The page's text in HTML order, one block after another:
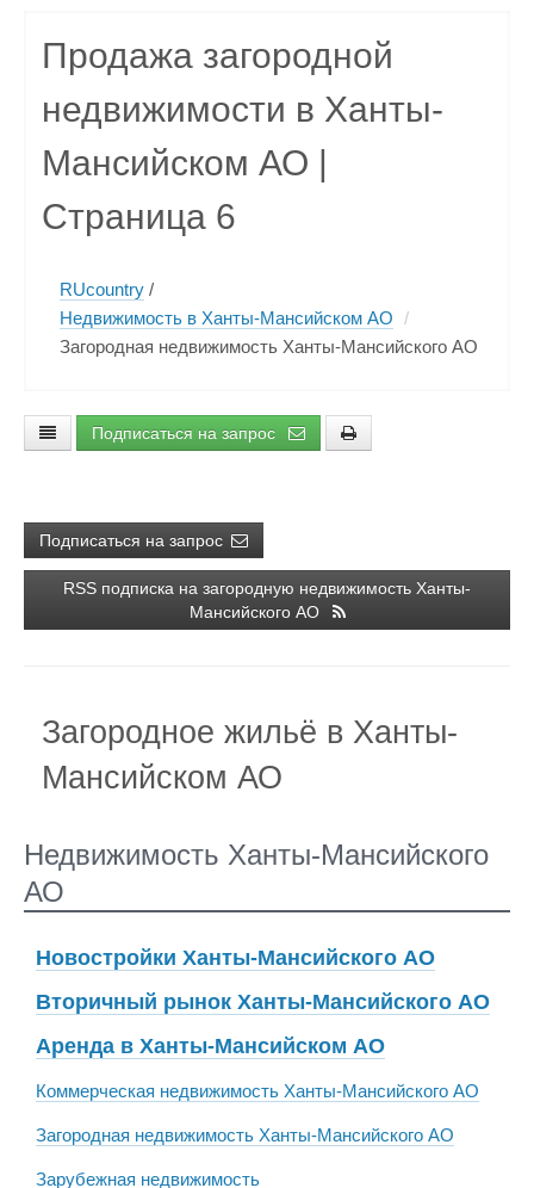
Продажа загородной
недвижимости в Ханты-
Мансийском АО |
Страница 6
RUcountry /
Недвижимость в Ханты-Мансийском АО /
Загородная недвижимость Ханты-Мансийского АО
Подписаться на запрос
Подписаться на запрос
RSS подписка на загородную недвижимость Ханты-
Мансийского АО
Загородное жильё в Ханты-
Мансийском АО
Недвижимость Ханты-Мансийского
АО
Новостройки Ханты-Мансийского АО
Вторичный рынок Ханты-Мансийского АО
Аренда в Ханты-Мансийском АО
Коммерческая недвижимость Ханты-Мансийского АО
Загородная недвижимость Ханты-Мансийского АО
Зарубежная недвижимость